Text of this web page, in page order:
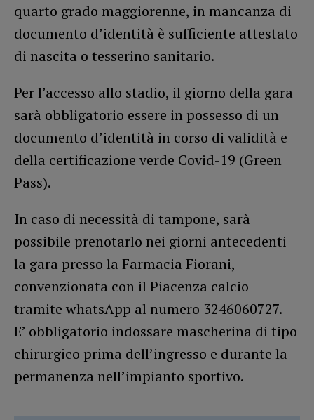
quarto grado maggiorenne, in mancanza di
documento d’identità è sufficiente attestato
di nascita o tesserino sanitario.
Per l’accesso allo stadio, il giorno della gara
sarà obbligatorio essere in possesso di un
documento d’identità in corso di validità e
della certificazione verde Covid-19 (Green
Pass).
In caso di necessità di tampone, sarà
possibile prenotarlo nei giorni antecedenti
la gara presso la Farmacia Fiorani,
convenzionata con il Piacenza calcio
tramite whatsApp al numero 3246060727.
E’ obbligatorio indossare mascherina di tipo
chirurgico prima dell’ingresso e durante la
permanenza nell’impianto sportivo.